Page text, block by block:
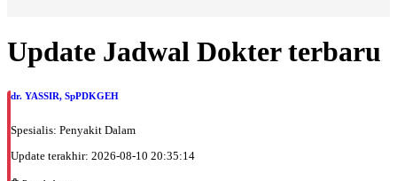
Update Jadwal Dokter terbaru
dr. YASSIR, SpPDKGEH
Spesialis: Penyakit Dalam
Update terakhir: 2026-08-10 20:35:14